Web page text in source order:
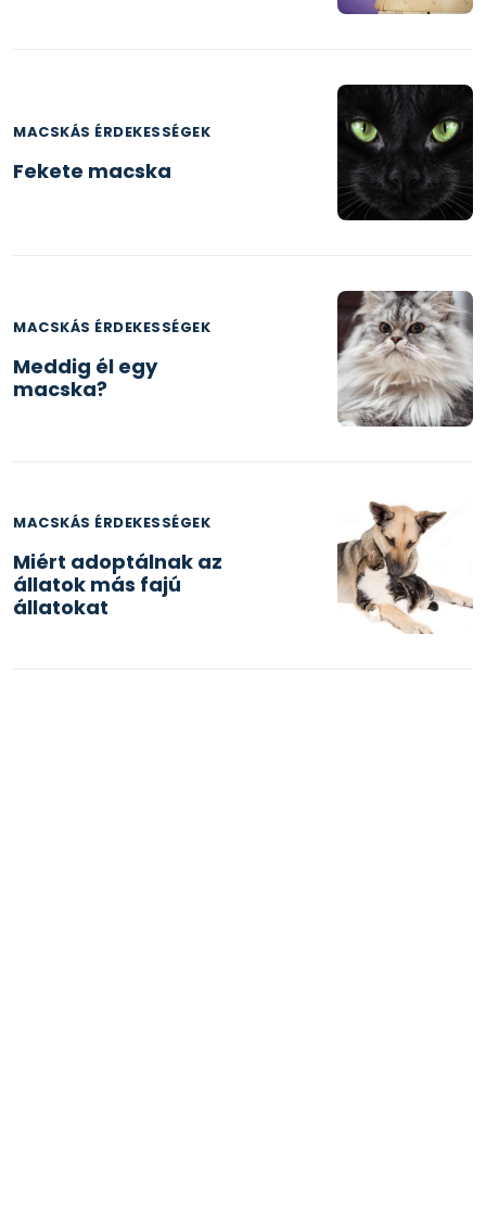
MACSKÁS ÉRDEKESSÉGEK
Fekete macska
MACSKÁS ÉRDEKESSÉGEK
Meddig él egy
macska?
MACSKÁS ÉRDEKESSÉGEK
Miért adoptálnak az
állatok más fajú
állatokat